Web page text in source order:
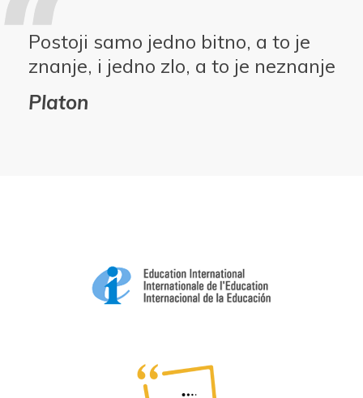
Postoji samo jedno bitno, a to je
znanje, i jedno zlo, a to je neznanje
Platon